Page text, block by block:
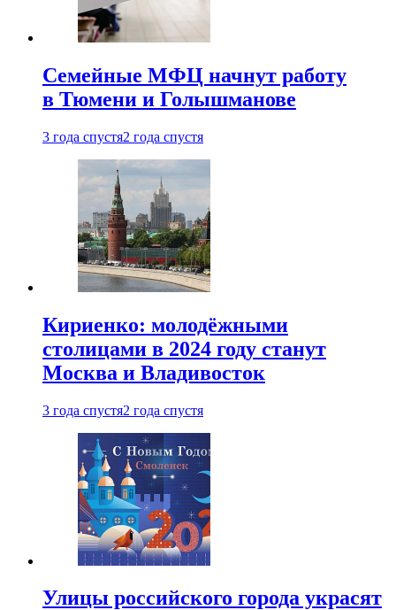
Семейные МФЦ начнут работу
в Тюмени и Голышманове
3 года спустя2 года спустя
Кириенко: молодёжными
столицами в 2024 году станут
Москва и Владивосток
3 года спустя2 года спустя
Улицы российского города украсят